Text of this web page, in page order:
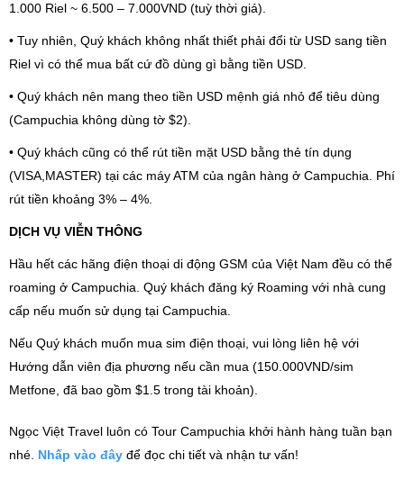
1.000 Riel ~ 6.500 – 7.000VND (tuỳ thời giá).
• Tuy nhiên, Quý khách không nhất thiết phải đổi từ USD sang tiền
Riel vì có thể mua bất cứ đồ dùng gì bằng tiền USD.
• Quý khách nên mang theo tiền USD mệnh giá nhỏ để tiêu dùng
(Campuchia không dùng tờ $2).
• Quý khách cũng có thể rút tiền mặt USD bằng thẻ tín dụng
(VISA,MASTER) tại các máy ATM của ngân hàng ở Campuchia. Phí
rút tiền khoảng 3% – 4%.
DỊCH VỤ VIỄN THÔNG
Hầu hết các hãng điện thoại di động GSM của Việt Nam đều có thể
roaming ở Campuchia. Quý khách đăng ký Roaming với nhà cung
cấp nếu muốn sử dụng tại Campuchia.
Nếu Quý khách muốn mua sim điện thoại, vui lòng liên hệ với
Hướng dẫn viên địa phương nếu cần mua (150.000VND/sim
Metfone, đã bao gồm $1.5 trong tài khoản).
Ngọc Việt Travel luôn có Tour Campuchia khởi hành hàng tuần bạn
nhé. Nhấp vào đây để đọc chi tiết và nhận tư vấn!